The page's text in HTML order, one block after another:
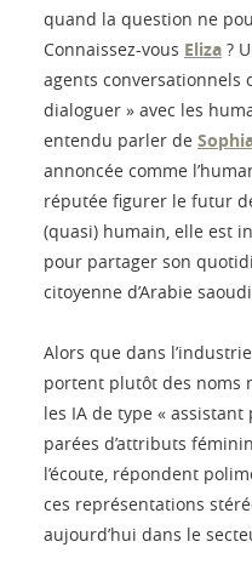
quand la question ne
Connaissez-vous Eliza ?
agents conversationnels
dialoguer » avec les
entendu parler de
annoncée comme
réputée figurer le futur de
(quasi) humain, elle est
pour partager son
citoyenne d’Arabie
Alors que dans
portent plutôt des noms
les IA de type « assistant
parées d’attributs
l’écoute, répondent
ces représentations
aujourd’hui dans le